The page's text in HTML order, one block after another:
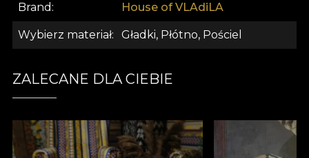
Brand House of VLAdiLA
Wybierz materiał Gładki, Płótno, Pościel
ZALECANE DLA CIEBIE